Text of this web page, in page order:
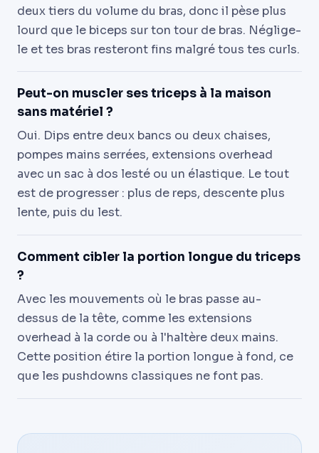
deux tiers du volume du bras, donc il pèse plus
lourd que le biceps sur ton tour de bras. Néglige-
le et tes bras resteront fins malgré tous tes curls.
Peut-on muscler ses triceps à la maison
sans matériel ?
Oui. Dips entre deux bancs ou deux chaises,
pompes mains serrées, extensions overhead
avec un sac à dos lesté ou un élastique. Le tout
est de progresser : plus de reps, descente plus
lente, puis du lest.
Comment cibler la portion longue du triceps
?
Avec les mouvements où le bras passe au-
dessus de la tête, comme les extensions
overhead à la corde ou à l'haltère deux mains.
Cette position étire la portion longue à fond, ce
que les pushdowns classiques ne font pas.